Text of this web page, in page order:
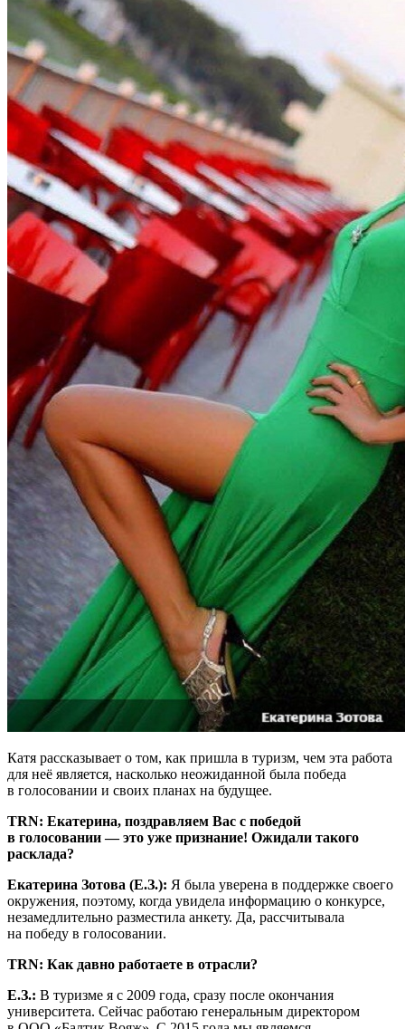
Катя рассказывает о том, как пришла в туризм, чем эта работа
для неё является, насколько неожиданной была победа
в голосовании и своих планах на будущее.
TRN: Екатерина, поздравляем Вас с победой
в голосовании — это уже признание! Ожидали такого
расклада?
Екатерина Зотова (Е.З.): Я была уверена в поддержке своего
окружения, поэтому, когда увидела информацию о конкурсе,
незамедлительно разместила анкету. Да, рассчитывала
на победу в голосовании.
TRN: Как давно работаете в отрасли?
Е.З.: В туризме я с 2009 года, сразу после окончания
университета. Сейчас работаю генеральным директором